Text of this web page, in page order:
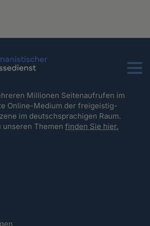
Menu
Millionen Seitenaufrufen im
Online-Medium der freigeistig-
im deutschsprachigen Raum.
unseren Themenfinden Sie hier.